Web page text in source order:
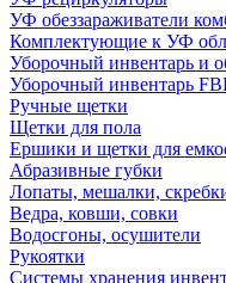
УФ обеззараживатели
Комплектующие к УФ
Уборочный инвентарь и
Уборочный инвентарь
Ручные щетки
Щетки для пола
Ершики и щетки для
Абразивные губки
Лопаты, мешалки,
Ведра, ковши, совки
Водосгоны, осушители
Рукоятки
Системы хранения